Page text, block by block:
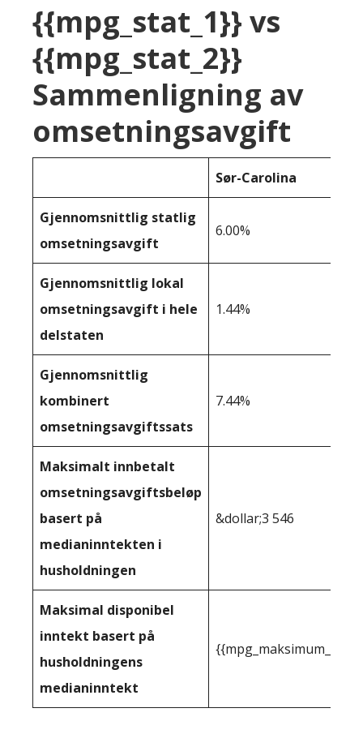
{{mpg_stat_1}} vs
{{mpg_stat_2}}
Sammenligning av
omsetningsavgift
Sør-Carolina
Gjennomsnittlig statlig
omsetningsavgift
6.00%
Gjennomsnittlig lokal
omsetningsavgift i hele
delstaten
1.44%
Gjennomsnittlig
kombinert
omsetningsavgiftssats
7.44%
Maksimalt innbetalt
omsetningsavgiftsbeløp
basert på
medianinntekten i
husholdningen
&dollar;3 546
Maksimal disponibel
inntekt basert på
husholdningens
medianinntekt